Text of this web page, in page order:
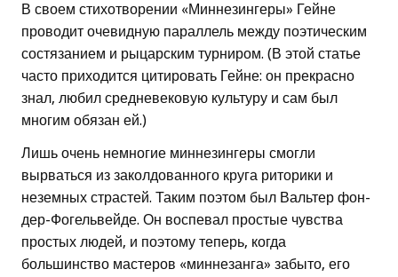
В своем стихотворении «Миннезингеры» Гейне
проводит очевидную параллель между поэтическим
состязанием и рыцарским турниром. (В этой статье
часто приходится цитировать Гейне: он прекрасно
знал, любил средневековую культуру и сам был
многим обязан ей.)
Лишь очень немногие миннезингеры смогли
вырваться из заколдованного круга риторики и
неземных страстей. Таким поэтом был Вальтер фон-
дер-Фогельвейде. Он воспевал простые чувства
простых людей, и поэтому теперь, когда
большинство мастеров «миннезанга» забыто, его